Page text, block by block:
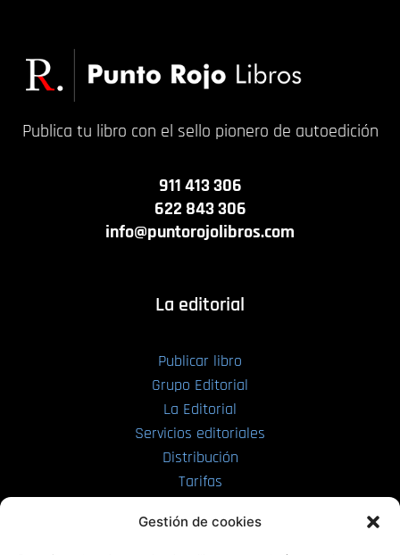
Gestión de cookies
Publica tu libro con el sello pionero de autoedición
911 413 306
622 843 306
info@puntorojolibros.com
La editorial
Publicar libro
Grupo Editorial
La Editorial
Servicios editoriales
Distribución
Tarifas